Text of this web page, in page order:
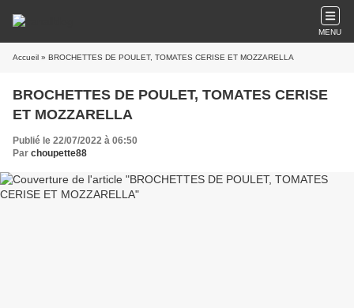
MENU
Accueil » BROCHETTES DE POULET, TOMATES CERISE ET MOZZARELLA
BROCHETTES DE POULET, TOMATES CERISE
ET MOZZARELLA
Publié le 22/07/2022 à 06:50
Par choupette88